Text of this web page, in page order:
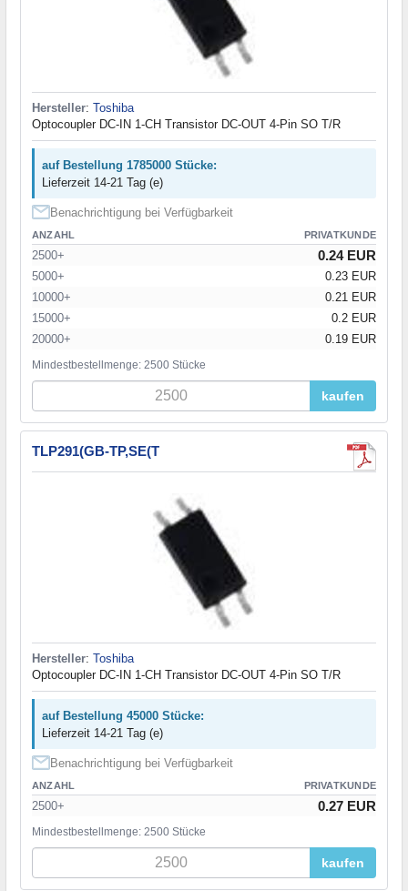
Hersteller: Toshiba
Optocoupler DC-IN 1-CH Transistor DC-OUT 4-Pin SO T/R
auf Bestellung 1785000 Stücke:
Lieferzeit 14-21 Tag (e)
Benachrichtigung bei Verfügbarkeit
ANZAHL PRIVATKUNDE
2500+ 0.24 EUR
5000+
0.23 EUR
10000+
0.21 EUR
15000+
0.2 EUR
20000+
0.19 EUR
Mindestbestellmenge: 2500 Stücke
kaufen
TLP291(GB-TP,SE(T
Hersteller: Toshiba
Optocoupler DC-IN 1-CH Transistor DC-OUT 4-Pin SO T/R
auf Bestellung 45000 Stücke:
Lieferzeit 14-21 Tag (e)
Benachrichtigung bei Verfügbarkeit
ANZAHL PRIVATKUNDE
2500+ 0.27 EUR
Mindestbestellmenge: 2500 Stücke
kaufen